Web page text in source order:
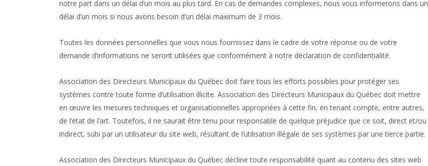
notre part dans un délai d’un mois au plus tard. En cas de demandes complexes, nous vous informerons dans un
délai d’un mois si nous avons besoin d’un délai maximum de 3 mois.
Toutes les données personnelles que vous nous fournissez dans le cadre de votre réponse ou de votre
demande d’informations ne seront utilisées que conformément à notre déclaration de confidentialité.
Association des Directeurs Municipaux du Québec doit faire tous les efforts possibles pour protéger ses
systèmes contre toute forme d’utilisation illicite. Association des Directeurs Municipaux du Québec doit mettre
en œuvre les mesures techniques et organisationnelles appropriées à cette fin, en tenant compte, entre autres,
de l’état de l’art. Toutefois, il ne saurait être tenu pour responsable de quelque préjudice que ce soit, direct et/ou
indirect, subi par un utilisateur du site web, résultant de l’utilisation illégale de ses systèmes par une tierce partie.
Association des Directeurs Municipaux du Québec décline toute responsabilité quant au contenu des sites web